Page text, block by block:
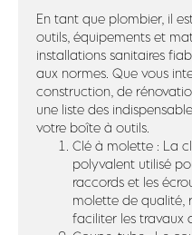
En tant que plombier, il
outils, équipements et
installations sanitaires
aux normes. Que vous
construction, de
une liste des
votre boîte à outils.
Clé à molette : La
polyvalent utilisé
raccords et les
molette de qualité,
faciliter les travaux